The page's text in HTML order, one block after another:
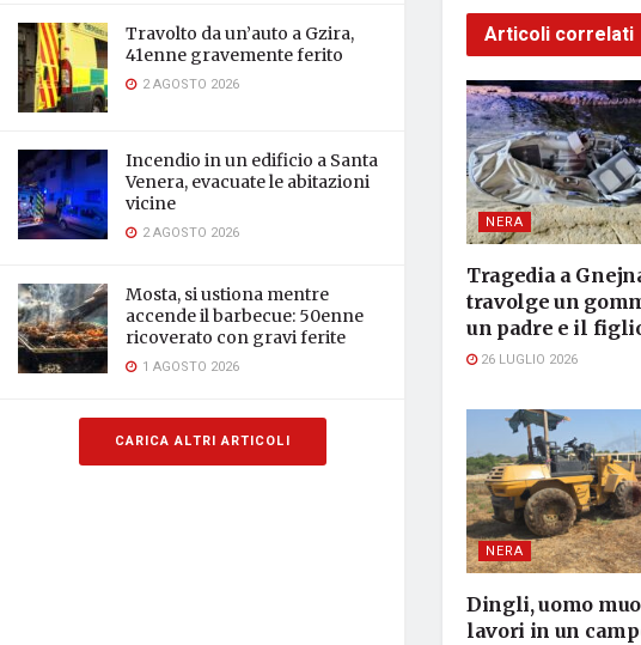
Travolto da un’auto a Gzira,
41enne gravemente ferito
2 AGOSTO 2026
Incendio in un edificio a Santa
Venera, evacuate le abitazioni
vicine
2 AGOSTO 2026
Mosta, si ustiona mentre
accende il barbecue: 50enne
ricoverato con gravi ferite
1 AGOSTO 2026
CARICA ALTRI ARTICOLI
Articoli correlati
NERA
Tragedia a
travolge un
un padre e il
26 LUGLIO 2026
NERA
Dingli, uomo
lavori in un